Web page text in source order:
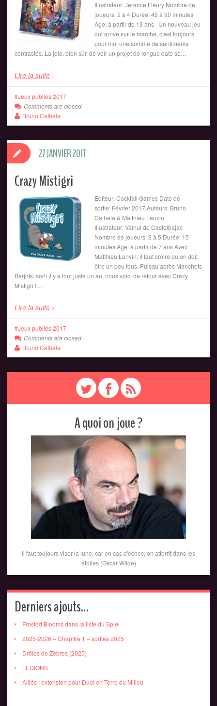
Illustrateur: Jeremie Fleury Nombre de
joueurs: 2 à 4 Durée: 45 à 90 minutes
Age: à partir de 13 ans Un nouveau jeu
qui arrive sur le marché, c’est toujours
pour moi une somme de sentiments
contrastés. La joie, bien sûr, de voir un projet de longue date se…
Lire la suite
Jeux publiés 2017
Comments are closed
Bruno Cathala
Crazy Mistigri
Editeur: Cocktail Games Date de
sortie: Février 2017 Auteurs: Bruno
Cathala & Matthieu Lanvin
Illustrateur: Vainui de Castelbajac
Nombre de joueurs: 3 à 5 Durée: 15
minutes Age: à partir de 7 ans Avec
Matthieu Lanvin, il faut croire qu’on doit
être un peu fous. Puisqu’après Manchots
Barjots, sorti il y a tout juste un an, nous voici de retour avec Crazy
Mistigri !…
Lire la suite
27 JANVIER 2017
Jeux publiés 2017
Comments are closed
Bruno Cathala
A quoi on joue ?
Il faut toujours viser la lune, car en cas d'échec, on atterrit dans les
étoiles (Oscar Wilde)
Derniers ajouts…
Frosted Blooms dans la liste du Spiel
2025-2026 – Chapitre 1 – sorties 2025
Drôles de Zèbres (2025)
LEGIONS
Alliés : extension pour Duel en Terre du Milieu